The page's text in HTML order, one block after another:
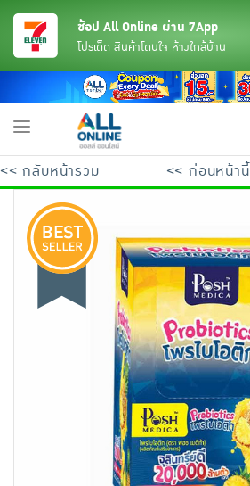
เครื่องปรุงรสและของแห้ง
ขนมขบเคี้ยว และช็อคโกแลต
ช้อป All Online ผ่าน 7App
โปรเด็ด สินค้าโดนใจ ห้างใกล้บ้าน
Toggle
<< กลับหน้ารวม << ก่อนหน้านี้